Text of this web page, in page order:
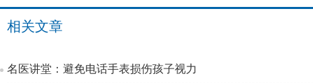
相关文章
名医讲堂：避免电话手表损伤孩子视力